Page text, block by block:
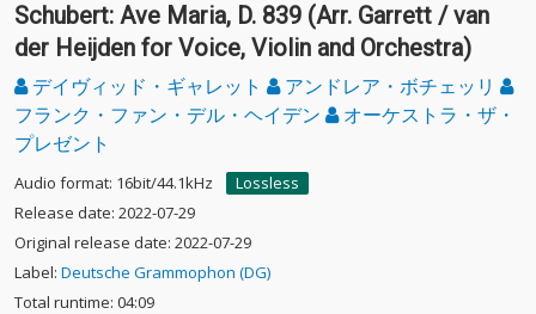
Schubert: Ave Maria, D. 839 (Arr. Garrett / van
der Heijden for Voice, Violin and Orchestra)
デイヴィッド・ギャレット
アンドレア・ボチェッリ
フランク・ファン・デル・ヘイデン
オーケストラ・ザ・
プレゼント
Audio format: 16bit/44.1kHz
Lossless
Release date: 2022-07-29
Original release date: 2022-07-29
Label: Deutsche Grammophon (DG)
Total runtime: 04:09